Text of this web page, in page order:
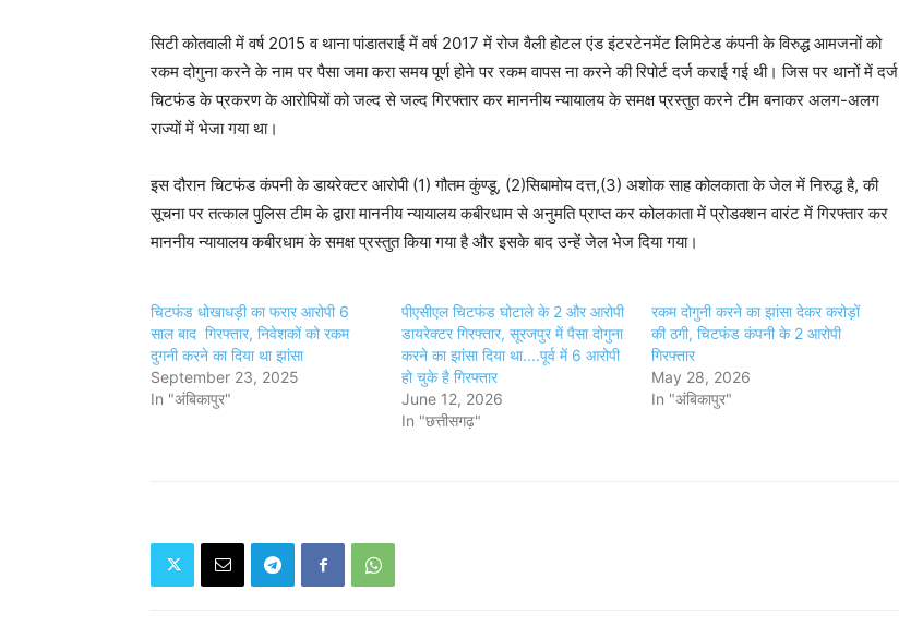
सिटी कोतवाली में वर्ष 2015 व थाना पांडातराई में वर्ष 2017 में रोज वैली होटल एंड इंटरटेनमेंट लिमिटेड कंपनी के विरुद्ध आमजनों को
रकम दोगुना करने के नाम पर पैसा जमा करा समय पूर्ण होने पर रकम वापस ना करने की रिपोर्ट दर्ज कराई गई थी। जिस पर थानों में दर्ज
चिटफंड के प्रकरण के आरोपियों को जल्द से जल्द गिरफ्तार कर माननीय न्यायालय के समक्ष प्रस्तुत करने टीम बनाकर अलग-अलग
राज्यों में भेजा गया था।
इस दौरान चिटफंड कंपनी के डायरेक्टर आरोपी (1) गौतम कुंण्डू, (2)सिबामोय दत्त,(3) अशोक साह कोलकाता के जेल में निरुद्ध है, की
सूचना पर तत्काल पुलिस टीम के द्वारा माननीय न्यायालय कबीरधाम से अनुमति प्राप्त कर कोलकाता में प्रोडक्शन वारंट में गिरफ्तार कर
माननीय न्यायालय कबीरधाम के समक्ष प्रस्तुत किया गया है और इसके बाद उन्हें जेल भेज दिया गया।
चिटफंड धोखाधड़ी का फरार आरोपी 6
साल बाद गिरफ्तार, निवेशकों को रकम
दुगनी करने का दिया था झांसा
September 23, 2025
In "अंबिकापुर"
पीएसीएल चिटफंड घोटाले के 2 और आरोपी
डायरेक्टर गिरफ्तार, सूरजपुर में पैसा दोगुना
करने का झांसा दिया था....पूर्व में 6 आरोपी
हो चुके है गिरफ्तार
June 12, 2026
In "छत्तीसगढ़"
रकम दोगुनी करने का झांसा देकर करोड़ों
की ठगी, चिटफंड कंपनी के 2 आरोपी
गिरफ्तार
May 28, 2026
In "अंबिकापुर"